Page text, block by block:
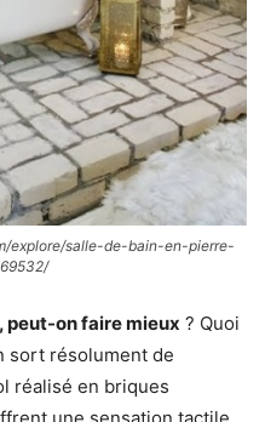
explore/salle-de-bain-en-pierre-
peut-on faire mieux ? Quoi
sort résolument de
réalisé en briques